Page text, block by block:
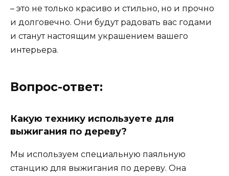
– это не только красиво и стильно, но и прочно
и долговечно. Они будут радовать вас годами
и станут настоящим украшением вашего
интерьера.
Вопрос-ответ:
Какую технику используете для
выжигания по дереву?
Мы используем специальную паяльную
станцию для выжигания по дереву. Она